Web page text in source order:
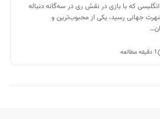
انگلیسی که با بازی در نقش ری در سه‌گانه دنباله
جهانی رسید، یکی از محبوب‌ترین و
1 دقیقه مطالعه